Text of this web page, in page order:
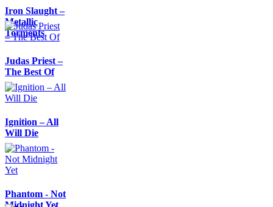
Iron Slaught –
Metallic
Torments
Judas Priest –
The Best Of
Ignition – All
Will Die
Phantom - Not
Midnight Yet